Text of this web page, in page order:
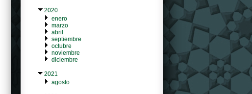
2020
enero
marzo
abril
septiembre
octubre
noviembre
diciembre
2021
agosto